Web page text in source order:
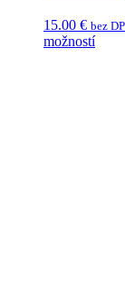
15.00 € bez
možností